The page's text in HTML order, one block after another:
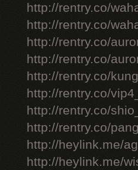
http://rentry.co/
http://rentry.co/
http://rentry.co/
http://rentry.co/
http://rentry.co/
http://rentry.co/
http://rentry.co/
http://rentry.co/
http://heylink.me/
http://heylink.me/